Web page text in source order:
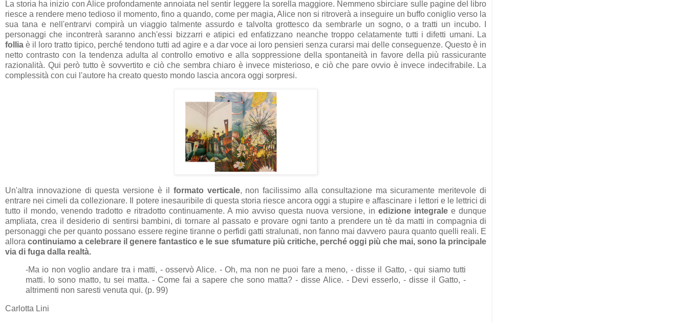
La storia ha inizio con Alice profondamente annoiata nel sentir leggere la sorella maggiore. Nemmeno sbirciare sulle pagine del libro
riesce a rendere meno tedioso il momento, fino a quando, come per magia, Alice non si ritroverà a inseguire un buffo coniglio verso la
sua tana e nell'entrarvi compirà un viaggio talmente assurdo e talvolta grottesco da sembrarle un sogno, o a tratti un incubo. I
personaggi che incontrerà saranno anch'essi bizzarri e atipici ed enfatizzano neanche troppo celatamente tutti i difetti umani. La
follia è il loro tratto tipico, perché tendono tutti ad agire e a dar voce ai loro pensieri senza curarsi mai delle conseguenze. Questo è in
netto contrasto con la tendenza adulta al controllo emotivo e alla soppressione della spontaneità in favore della più rassicurante
razionalità. Qui però tutto è sovvertito e ciò che sembra chiaro è invece misterioso, e ciò che pare ovvio è invece indecifrabile. La
complessità con cui l'autore ha creato questo mondo lascia ancora oggi sorpresi.
Un'altra innovazione di questa versione è il formato verticale, non facilissimo alla consultazione ma sicuramente meritevole di
entrare nei cimeli da collezionare. Il potere inesauribile di questa storia riesce ancora oggi a stupire e affascinare i lettori e le lettrici di
tutto il mondo, venendo tradotto e ritradotto continuamente. A mio avviso questa nuova versione, in edizione integralee dunque
ampliata, crea il desiderio di sentirsi bambini, di tornare al passato e provare ogni tanto a prendere un tè da matti in compagnia di
personaggi che per quanto possano essere regine tiranne o perfidi gatti stralunati, non fanno mai davvero paura quanto quelli reali. E
alloracontinuiamo a celebrare il genere fantastico e le sue sfumature più critiche, perché oggi più che mai, sono la principale
via di fuga dalla realtà.
-Ma io non voglio andare tra i matti, - osservò Alice. - Oh, ma non ne puoi fare a meno, - disse il Gatto, - qui siamo tutti
matti. Io sono matto, tu sei matta. - Come fai a sapere che sono matta? - disse Alice. - Devi esserlo, - disse il Gatto, -
altrimenti non saresti venuta qui. (p. 99)
Carlotta Lini